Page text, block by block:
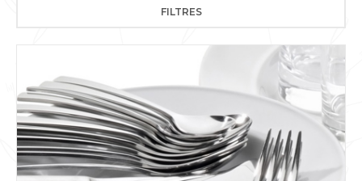
FILTRES